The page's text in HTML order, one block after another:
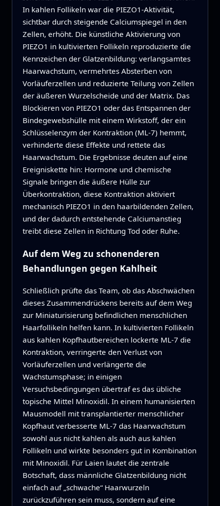
In kahlen Follikeln war die PIEZO1-Aktivität,
sichtbar durch steigende Calciumspiegel in den
Zellen, erhöht. Die künstliche Aktivierung von
PIEZO1 in kultivierten Follikeln reproduzierte die
Kennzeichen der Glatzenbildung: verlangsamtes
Haarwachstum, vermehrtes Absterben von
Vorläuferzellen und reduzierte Teilung von Zellen
der äußeren Wurzelscheide und der Matrix. Das
Blockieren von PIEZO1 oder das Entspannen der
Bindegewebshülle mit einem Wirkstoff, der ein
Schlüsselenzym der Kontraktion (ML-7) hemmt,
verhinderte diese Effekte und rettete das
Haarwachstum. Die Ergebnisse deuten auf eine
Ereigniskette hin: Hormone und chemische
Signale bringen die äußere Hülle zur
Überkontraktion, diese Kontraktion aktiviert
mechanisch PIEZO1 in den haarbildenden Zellen,
und der dadurch entstehende Calciumanstieg
treibt diese Zellen in Richtung Tod oder Ruhe.
Auf dem Weg zu schonenderen
Behandlungen gegen Kahlheit
Schließlich prüfte das Team, ob das Abschwächen
dieses Zusammendrückens bereits auf dem Weg
zur Miniaturisierung befindlichen menschlichen
Haarfollikeln helfen kann. In kultivierten Follikeln
aus kahlen Kopfhautbereichen lockerte ML-7 die
Kontraktion, verringerte den Verlust von
Vorläuferzellen und verlängerte die
Wachstumsphase; in einigen
Versuchsbedingungen übertraf es das übliche
topische Mittel Minoxidil. In einem humanisierten
Mausmodell mit transplantierter menschlicher
Kopfhaut verbesserte ML-7 das Haarwachstum
sowohl aus nicht kahlen als auch aus kahlen
Follikeln und wirkte besonders gut in Kombination
mit Minoxidil. Für Laien lautet die zentrale
Botschaft, dass männliche Glatzenbildung nicht
einfach auf „schwache“ Haarwurzeln
zurückzuführen sein muss, sondern auf eine